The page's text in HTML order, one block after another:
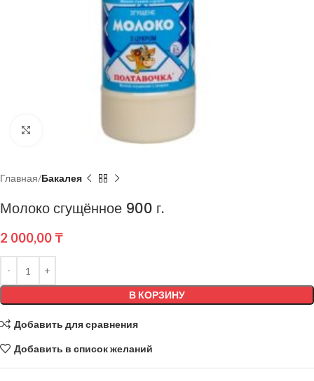
Нажмите, чтобы увеличить
Главная Бакалея
Молоко сгущённое 900 г.
2 000,00 ₸
В КОРЗИНУ
Добавить для сравнения
Добавить в список желаний